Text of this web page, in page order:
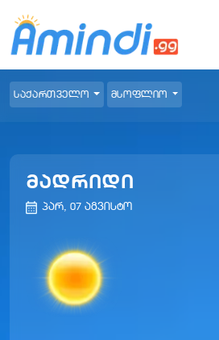
საქართველო მსოფლიო
მადრიდი
პარ, 07 აგვისტო